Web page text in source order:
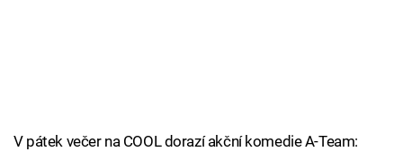
V pátek večer na COOL dorazí akční komedie A-Team: